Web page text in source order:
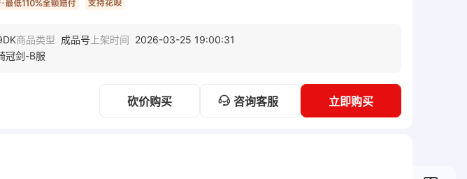
商品类型 成品号 上架时间 2026-03-25 19:00:31
冠剑-B服
砍价购买 咨询客服 立即购买